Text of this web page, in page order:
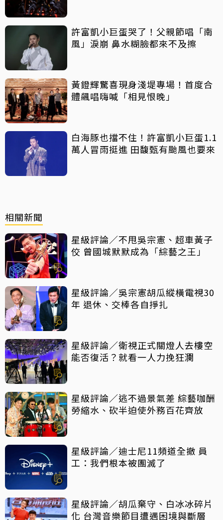
許富凱小巨蛋哭了！父親節唱「南
風」淚崩 鼻水糊臉都來不及擦
黃鐙輝驚喜現身淺堤專場！首度合
體飆唱嗨喊「相見恨晚」
白海豚也擋不住！許富凱小巨蛋1.1
萬人冒雨挺進 田馥甄有颱風也要來
相關新聞
星級評論／不甩吳宗憲、超車黃子
佼 曾國城默默成為「綜藝之王」
星級評論／吳宗憲胡瓜縱橫電視30
年 退休、交棒各自掙扎
星級評論／衛視正式關燈人去樓空
能否復活？就看一人力挽狂瀾
星級評論／逃不過景氣差 綜藝咖酬
勞縮水、砍半迫使外務百花齊放
星級評論／迪士尼11頻道全撤 員
工：我們根本被團滅了
星級評論／胡瓜棄守、白冰冰碎片
化 台灣音樂節目遭遇困境與斷層